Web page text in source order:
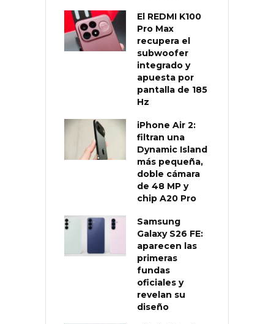
El REDMI K100
Pro Max
recupera el
subwoofer
integrado y
apuesta por
pantalla de 185
Hz
iPhone Air 2:
filtran una
Dynamic Island
más pequeña,
doble cámara
de 48 MP y
chip A20 Pro
Samsung
Galaxy S26 FE:
aparecen las
primeras
fundas
oficiales y
revelan su
diseño